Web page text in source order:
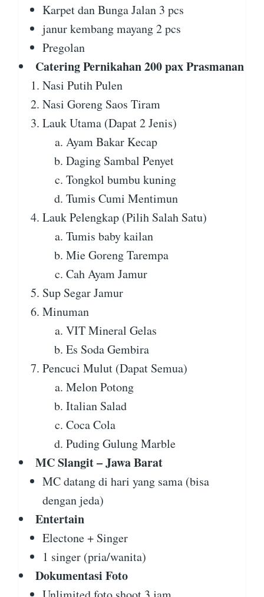
Karpet dan Bunga Jalan 3 pcs
janur kembang mayang 2 pcs
Pregolan
Catering Pernikahan 200 pax Prasmanan
Nasi Putih Pulen
Nasi Goreng Saos Tiram
Lauk Utama (Dapat 2 Jenis)
Ayam Bakar Kecap
Daging Sambal Penyet
Tongkol bumbu kuning
Tumis Cumi Mentimun
Lauk Pelengkap (Pilih Salah Satu)
Tumis baby kailan
Mie Goreng Tarempa
Cah Ayam Jamur
Sup Segar Jamur
Minuman
VIT Mineral Gelas
Es Soda Gembira
Pencuci Mulut (Dapat Semua)
Melon Potong
Italian Salad
Coca Cola
Puding Gulung Marble
MC Slangit – Jawa Barat
MC datang di hari yang sama (bisa
dengan jeda)
Entertain
Electone + Singer
1 singer (pria/wanita)
Dokumentasi Foto